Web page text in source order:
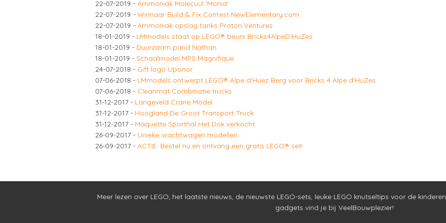
22-07-2019 - Ammoniak Molecuul 'Monia'
22-07-2019 - Winnaar Build & Fix Contest NewElementary.com
22-07-2019 - Ammoniak opslag tanks Proton Ventures
18-01-2019 - LMmodels staat op LEGO® beurs Bricks4AlpeD'HuZes
18-01-2019 - Duurzaam pand Nathan
18-01-2019 - Schaalmodel MPS Magnifique
24-07-2018 - Gift logo Uponor
07-06-2018 - LMmodels ontwerpt LEGO® Alpe d'Huez Berg voor Bricks 4 Alpe d'HuZes
07-06-2018 - Cleanmat Combinatie trucks
31-12-2017 - Langeveld Crane Model
31-12-2017 - Hoogland De Groot Transport Truck
31-12-2017 - Maquette Sporthal Het Dok verkocht
26-09-2017 - Unieke vrachtwagen modellen
26-09-2017 - ACTIE: Bestel nu en ontvang een gratis LEGO® set!
Meer lezen over LEGO; het laatste nieuws, de nieuwste LEGO-sets, leuke LEGO knutseltips voor de kinderen
gadgets vind je bij VeelBouwplezier!